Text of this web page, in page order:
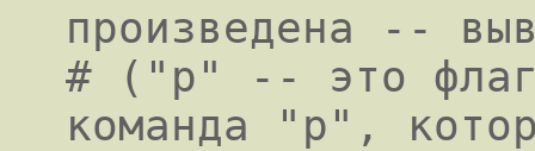
произведена --
# ("p" -- это
команда "p",